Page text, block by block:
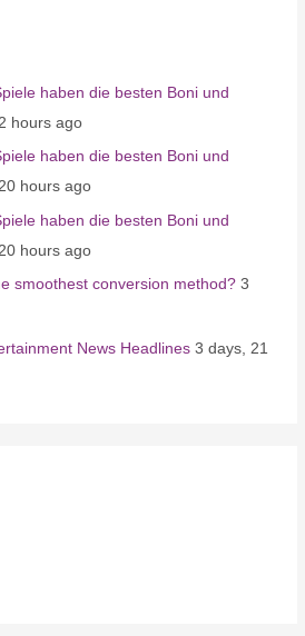
haben die besten Boni und
hours ago
haben die besten Boni und
hours ago
haben die besten Boni und
hours ago
smoothest conversion method? 3
News Headlines 3 days, 21